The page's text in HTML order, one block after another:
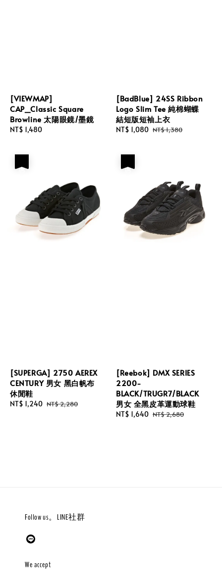
[VIEWMAP]
CAP_Classic Square
Browline 太陽眼鏡/墨鏡
Regular
NT$ 1,480
[BadBlue] 24SS Ribbon
Logo Slim Tee 純棉蝴蝶
結短版短袖上衣
Sale
NT$ 1,080 Regular
NT$ 1,380
[SUPERGA] 2750 AEREX
CENTURY 男女 黑白帆布
休閒鞋
Sale
NT$ 1,240 Regular
NT$ 2,280
[Reebok] DMX SERIES
2200-
BLACK/TRUGR7/BLACK
男女 全黑皮革運動球鞋
Sale
NT$ 1,640 Regular
NT$ 2,680
Follow us。LINE社群
We accept